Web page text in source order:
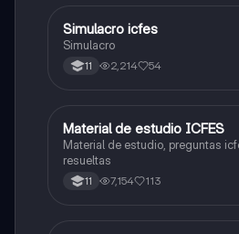
ICFES: Lectura Crítica
Simulacro icfes
Simulacro
11 2,214 54
ICFES: Matemáticas
Material de estudio ICFES
Material de estudio, preguntas
resueltas
11 7,154 113